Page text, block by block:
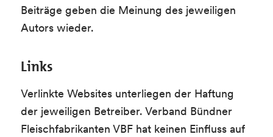
Beiträge geben die Meinung des jeweiligen
Autors wieder.
Links
Verlinkte Websites unterliegen der Haftung
der jeweiligen Betreiber. Verband Bündner
Fleischfabrikanten VBF hat keinen Einfluss auf